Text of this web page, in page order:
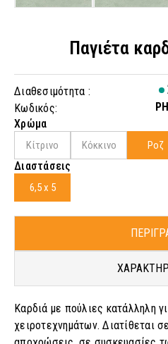
Παγιέτα
Διαθεσιμότητα :
Κωδικός:
Χρώμα
Κίτρινο Κόκκινο Ροζ
Διαστάσεις
6,5 x 5
Καρδιά με πούλιες κατάλληλη
χειροτεχνημάτων. Διατίθεται